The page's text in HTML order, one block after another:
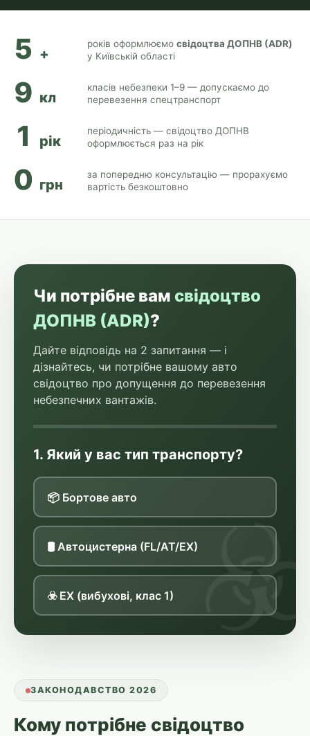
5 +
років оформлюємо свідоцтва ДОПНВ (ADR)
у Київській області
9 кл
класів небезпеки 1–9 — допускаємо до
перевезення спецтранспорт
1 рік
періодичність — свідоцтво ДОПНВ
оформлюється раз на рік
0 грн
за попередню консультацію — прорахуємо
вартість безкоштовно
Чи потрібне вам свідоцтво
ДОПНВ (ADR)?
Дайте відповідь на 2 запитання — і
дізнайтесь, чи потрібне вашому авто
свідоцтво про допущення до перевезення
небезпечних вантажів.
1. Який у вас тип транспорту?
📦 Бортове авто
🛢 Автоцистерна (FL/AT/EX)
☣️ EX (вибухові, клас 1)
ЗАКОНОДАВСТВО 2026
Кому потрібне свідоцтво